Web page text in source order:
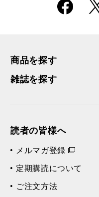
Faceboo
k
X
商品を探す
雑誌を探す
読者の皆様へ
メルマガ登録
定期購読について
ご注文方法